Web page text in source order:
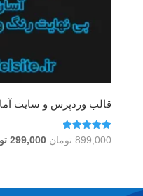
قالب وردپرس و سایت
امتیاز
5.00
899,000 تومان قیمت
بود.
299,000